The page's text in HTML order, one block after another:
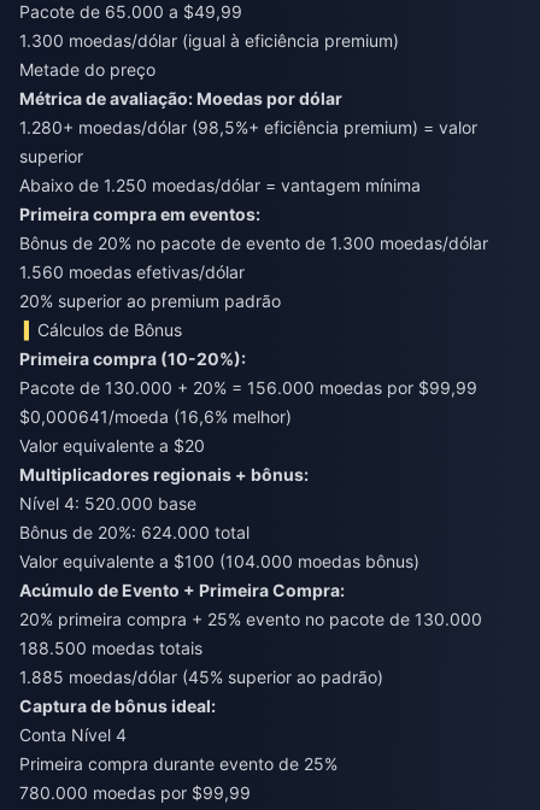
Pacote de 65.000 a $49,99
1.300 moedas/dólar (igual à eficiência premium)
Metade do preço
Métrica de avaliação: Moedas por dólar
1.280+ moedas/dólar (98,5%+ eficiência premium) = valor
superior
Abaixo de 1.250 moedas/dólar = vantagem mínima
Primeira compra em eventos:
Bônus de 20% no pacote de evento de 1.300 moedas/dólar
1.560 moedas efetivas/dólar
20% superior ao premium padrão
Cálculos de Bônus
Primeira compra (10-20%):
Pacote de 130.000 + 20% = 156.000 moedas por $99,99
$0,000641/moeda (16,6% melhor)
Valor equivalente a $20
Multiplicadores regionais + bônus:
Nível 4: 520.000 base
Bônus de 20%: 624.000 total
Valor equivalente a $100 (104.000 moedas bônus)
Acúmulo de Evento + Primeira Compra:
20% primeira compra + 25% evento no pacote de 130.000
188.500 moedas totais
1.885 moedas/dólar (45% superior ao padrão)
Captura de bônus ideal:
Conta Nível 4
Primeira compra durante evento de 25%
780.000 moedas por $99,99